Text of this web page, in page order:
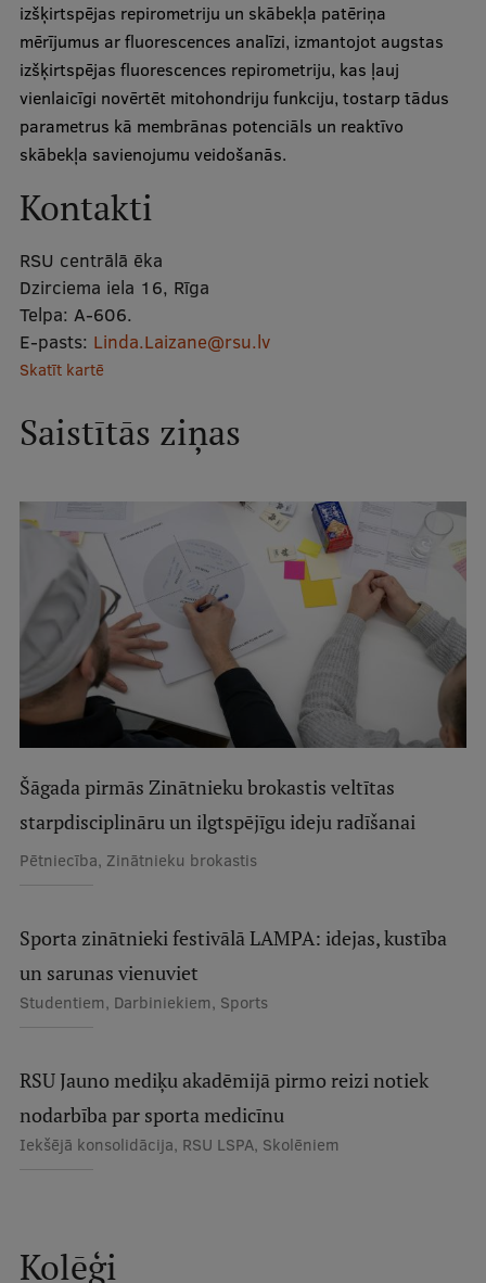
Ilgtspējīga attīstība
Studiju un vides pieejamība
Dati par 2025. gadu
Suvenīri un grāmatas
Ētikas un līdztiesības mācības
Atvērtā universitāte
Sagatavošanas kursi
Profesionālās pilnveides kursi
ESF kvalifikācijas celšanas kursi
Pedagoģiskās izaugsmes centrs
Kvalifikācijas atbilstības pārbaude
Pētniecība
Pētniecības datu pārvaldība
Pētniecības platformas
Doktorantūras skola
Pētniecības pakalpojumi
Vertikāli integrētie projekti
izšķirtspējas repirometriju un skābekļa patēriņa
mērījumus ar fluorescences analīzi, izmantojot augstas
izšķirtspējas fluorescences repirometriju, kas ļauj
vienlaicīgi novērtēt mitohondriju funkciju, tostarp tādus
parametrus kā membrānas potenciāls un reaktīvo
skābekļa savienojumu veidošanās.
Kontakti
RSU centrālā ēka
Dzirciema iela 16, Rīga
Telpa: A-606.
E-pasts: Linda.Laizane@rsu.lv
Skatīt kartē
Saistītās ziņas
Šāgada pirmās Zinātnieku brokastis veltītas
starpdisciplināru un ilgtspējīgu ideju radīšanai
Pētniecība, Zinātnieku brokastis
Sporta zinātnieki festivālā LAMPA: idejas, kustība
un sarunas vienuviet
Studentiem, Darbiniekiem, Sports
RSU Jauno mediķu akadēmijā pirmo reizi notiek
nodarbība par sporta medicīnu
Iekšējā konsolidācija, RSU LSPA, Skolēniem
Kolēģi